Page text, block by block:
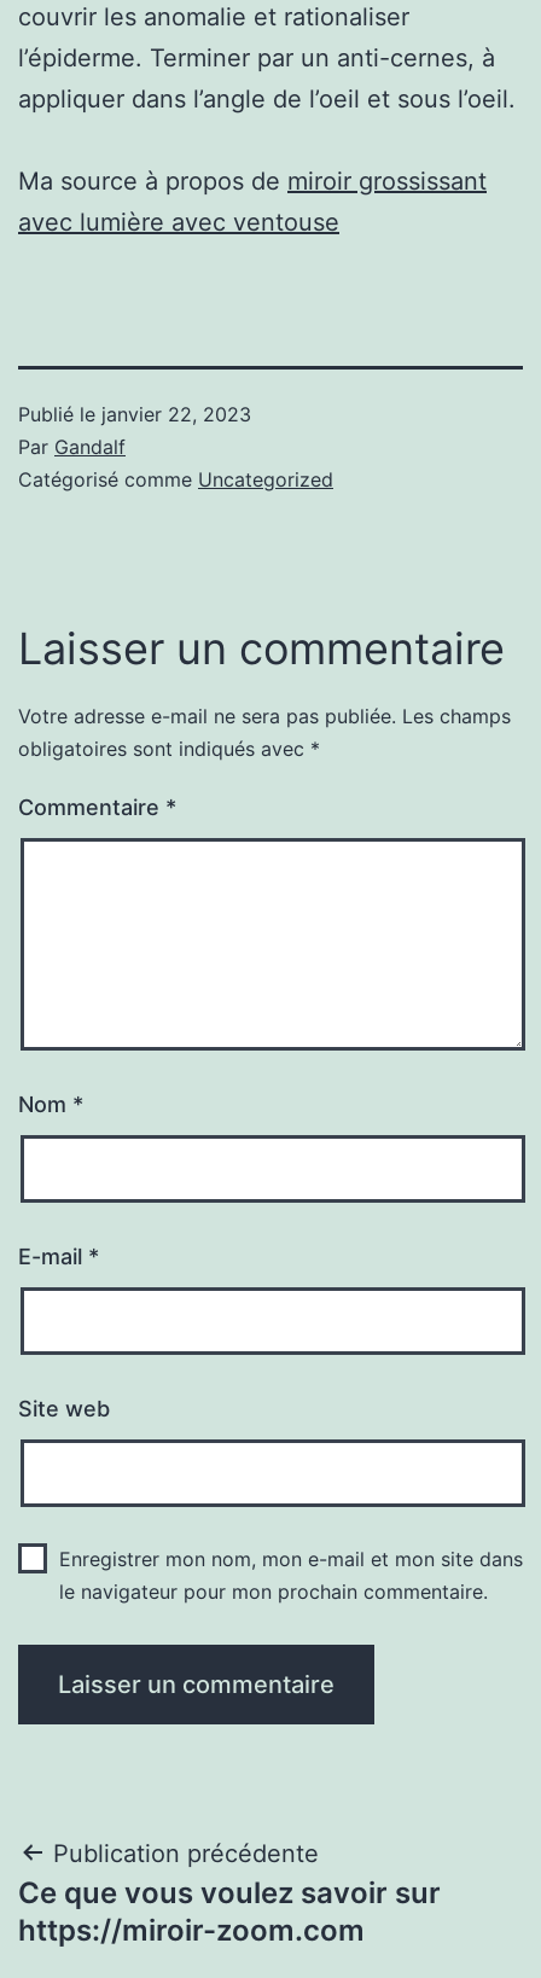
couvrir les anomalie et rationaliser
l’épiderme. Terminer par un anti-cernes, à
appliquer dans l’angle de l’oeil et sous l’oeil.
Ma source à propos de miroir grossissant
avec lumière avec ventouse
Publié le janvier 22, 2023
Par Gandalf
Catégorisé comme Uncategorized
Laisser un commentaire
Votre adresse e-mail ne sera pas publiée. Les champs
obligatoires sont indiqués avec *
Commentaire *
Nom *
E-mail *
Site web
Enregistrer mon nom, mon e-mail et mon site dans
le navigateur pour mon prochain commentaire.
Navigation
de
Publication précédente
Ce que vous voulez savoir sur
https://miroir-zoom.com